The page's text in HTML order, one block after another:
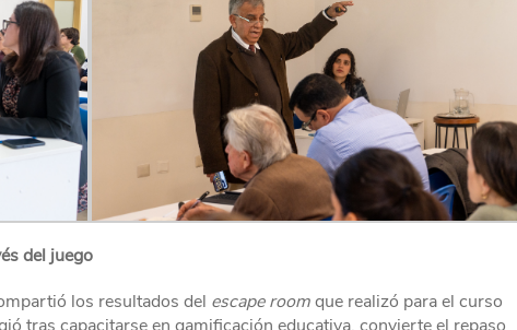
del juego
los resultados del escape roomque realizó para el curso